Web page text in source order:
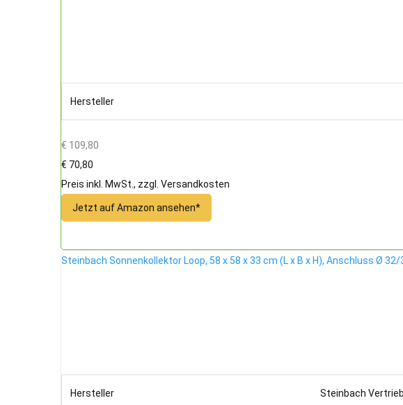
Hersteller
€ 109,80
€ 70,80
Preis inkl. MwSt., zzgl. Versandkosten
Jetzt auf Amazon ansehen*
Steinbach Sonnenkollektor Loop, 58 x 58 x 33 cm (L x B x H), Anschluss Ø
Hersteller Steinbach